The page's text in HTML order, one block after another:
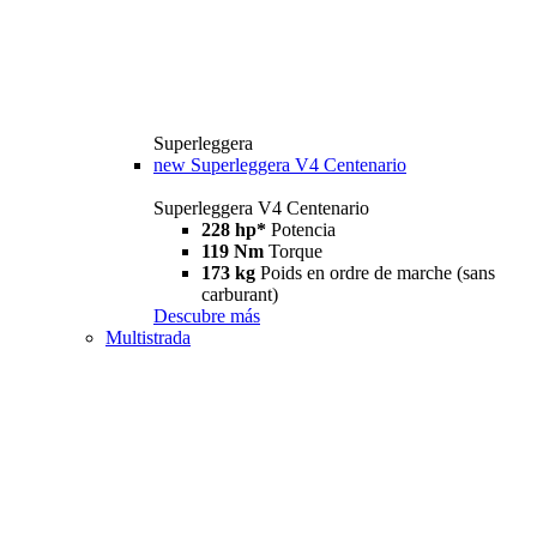
Superleggera
new Superleggera V4 Centenario
Superleggera V4 Centenario
228 hp* Potencia
119 Nm Torque
173 kg Poids en ordre de marche (sans
carburant)
Descubre más
Multistrada